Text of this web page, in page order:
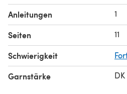
Anleitungen 1
Seiten 11
Schwierigkeit
Garnstärke